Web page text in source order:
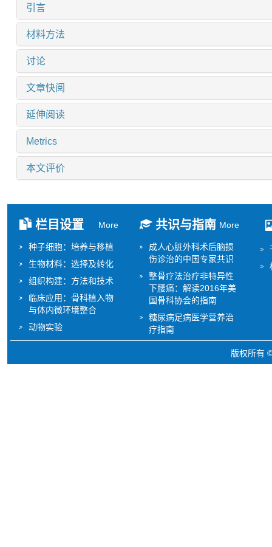
引言
材料方法
讨论
文章快阅
延伸阅读
Metrics
本文评价
栏目设置 More
种子细胞：培养与移植
生物材料：选择及转化
组织构建：方法和技术
临床应用：骨科植入物
与体内微环境整合
动物实验
共识与指南 More
成人心脏外科术后脑损
伤诊治的中国专家共识
整骨疗法治疗非特异性
下腰痛：解读2016年美
国骨科协会的指南
糖尿病足病医学营养治
疗指南
版权所有